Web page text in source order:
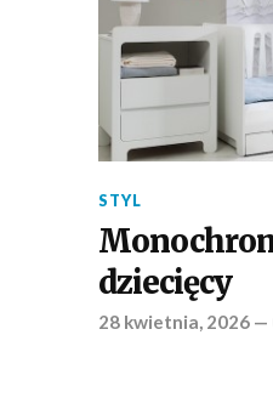
STYL
dziecięcy
28 kwietnia, 2026—